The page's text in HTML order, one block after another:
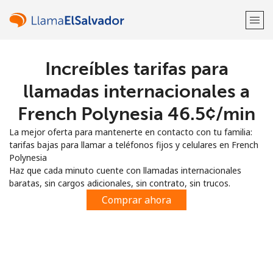
¡Bienvenido!
Regístrate con
o
Increíbles tarifas para
llamadas internacionales a
French Polynesia ⁦46.5¢⁩/min
La mejor oferta para mantenerte en contacto con tu familia:
tarifas bajas para llamar a teléfonos fijos y celulares en French
Polynesia
Haz que cada minuto cuente con llamadas internacionales
baratas, sin cargos adicionales, sin contrato, sin trucos.
Comprar ahora